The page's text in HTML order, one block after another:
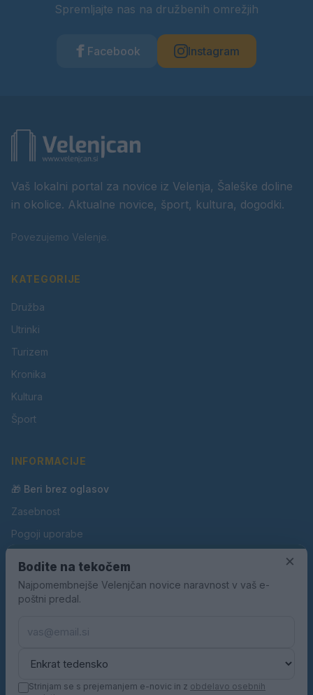
Spremljajte nas na družbenih omrežjih
Facebook Instagram
Vaš lokalni portal za novice iz Velenja, Šaleške doline
in okolice. Aktualne novice, šport, kultura, dogodki.
Povezujemo Velenje.
KATEGORIJE
Družba
Utrinki
Turizem
Kronika
Kultura
Šport
INFORMACIJE
🎁 Beri brez oglasov
Zasebnost
Pogoji uporabe
Oglaševanje
Kontakt
×
Bodite na tekočem
Najpomembnejše Velenjčan novice naravnost v vaš e-
poštni predal.
Strinjam se s prejemanjem e-novic in z obdelavo osebnih